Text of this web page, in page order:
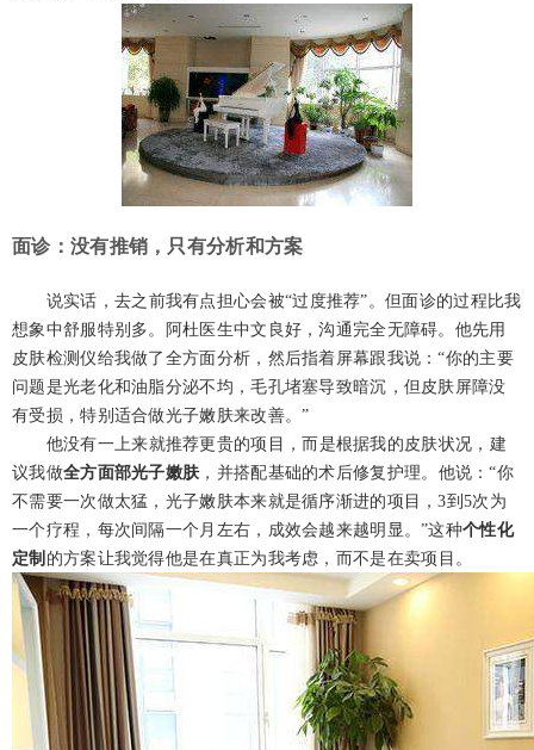
面诊：没有推销，只有分析和方案
说实话，去之前我有点担心会被“过度推荐”。但面诊的过程比我
想象中舒服特别多。阿杜医生中文良好，沟通完全无障碍。他先用
皮肤检测仪给我做了全方面分析，然后指着屏幕跟我说：“你的主要
问题是光老化和油脂分泌不均，毛孔堵塞导致暗沉，但皮肤屏障没
有受损，特别适合做光子嫩肤来改善。”
他没有一上来就推荐更贵的项目，而是根据我的皮肤状况，建
议我做全方面部光子嫩肤，并搭配基础的术后修复护理。他说：“你
不需要一次做太猛，光子嫩肤本来就是循序渐进的项目，3到5次为
一个疗程，每次间隔一个月左右，成效会越来越明显。”这种个性化
定制 的方案让我觉得他是在真正为我考虑，而不是在卖项目。